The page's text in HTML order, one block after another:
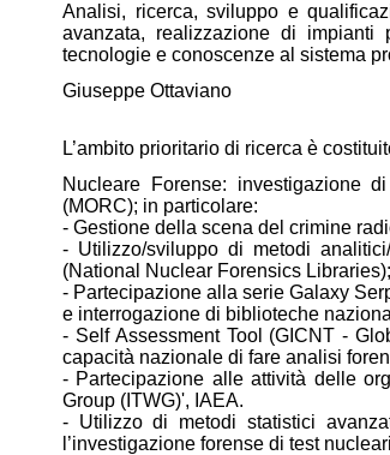
Analisi, ricerca, sviluppo e
avanzata, realizzazione di impianti
tecnologie e conoscenze al sistema
Giuseppe Ottaviano
L’ambito prioritario di ricerca è
Nucleare Forense: investigazione
(MORC); in particolare:
- Gestione della scena del crimine
- Utilizzo/sviluppo di metodi
(National Nuclear Forensics Libraries);
- Partecipazione alla serie Galaxy
e interrogazione di biblioteche
- Self Assessment Tool (GICNT -
capacità nazionale di fare analisi
- Partecipazione alle attività delle
Group (ITWG)', IAEA.
- Utilizzo di metodi statistici
l’investigazione forense di test